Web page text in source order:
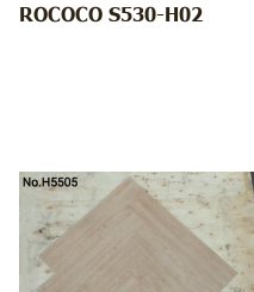
ROCOCO S530-H02